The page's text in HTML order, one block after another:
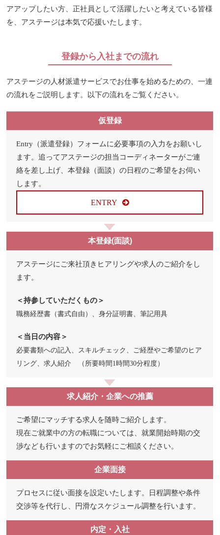
アアップしたい方、正社員として活躍したいと考えている皆様
を、アステージは本気で応援いたします。
登録から入社までの流れ
アステージの人材派遣サービスでお仕事を始めるための、一連
の流れをご説明します。以下の流れをご覧ください。
仮登録
Entry（派遣登録）フォームに必要事項の入力をお願いし
ます。追ってアステージの担当コーディネーターがご連
絡を差し上げ、本登録（面談）の日程のご希望をお伺い
します。
ENTRY
本登録(面談)
アステージにご来社頂きヒアリングや求人のご紹介をし
ます。
＜持参していただくもの＞
職務経歴書（書式自由）、身分証明書、筆記用具
＜当日の内容＞
必要書類への記入、スキルチェック、ご経歴やご希望のヒア
リング、求人紹介 （所要時間1時間30分程度）
求人紹介・企業への推薦
ご希望にマッチする求人を随時ご紹介します。
現在ご就業中の方の転職については、就業開始時期の交
渉なども行いますのでお気軽にご相談ください。
企業面接
プロセスに従い面接を設定いたします。日程調整や条件
交渉等を代行し、円滑なスケジュール調整を行います。
内定・入社